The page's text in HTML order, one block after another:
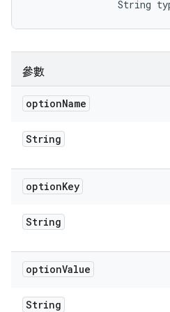
String
參數
optionName
String
optionKey
String
optionValue
String